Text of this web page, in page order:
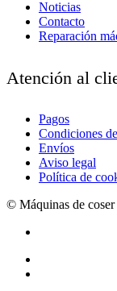
Noticias
Contacto
Reparación
Atención al
Pagos
Condiciones
Envíos
Aviso legal
Política de
© Máquinas de